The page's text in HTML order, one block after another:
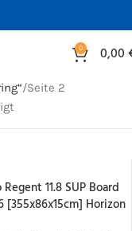
0 0,00
Seite 2
11.8 SUP Board
[355x86x15cm] Horizon